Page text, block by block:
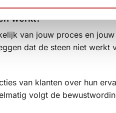
werkt?
van jouw proces en
dat de steen niet werkt
van klanten over hun
volgt de